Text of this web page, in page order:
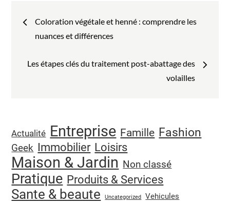
Navigation
l’article
Coloration végétale et henné : comprendre les
nuances et différences
Les étapes clés du traitement post-abattage des
volailles
Actualité Entreprise Famille Fashion
Geek Immobilier Loisirs
Maison & Jardin Non classé
Pratique Produits & Services
Sante & beaute Uncategorized Vehicules